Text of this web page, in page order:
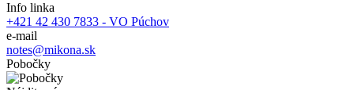
Info linka
+421 42 430 7833 - VO Púchov
e-mail
notes@mikona.sk
Pobočky